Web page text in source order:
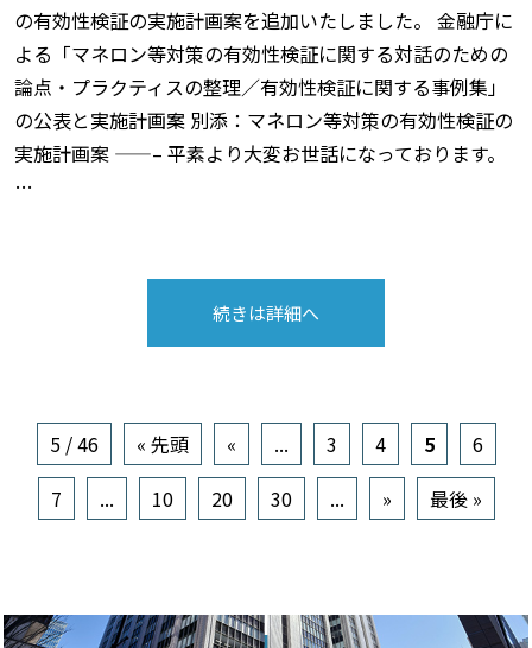
の有効性検証の実施計画案を追加いたしました。 金融庁に
よる「マネロン等対策の有効性検証に関する対話のための
論点・プラクティスの整理／有効性検証に関する事例集」
の公表と実施計画案 別添：マネロン等対策の有効性検証の
実施計画案 ——– 平素より大変お世話になっております。
…
続きは詳細へ
5 / 46 « 先頭 « ... 3 4 5
6
7
... 10 20 30 ... » 最後 »